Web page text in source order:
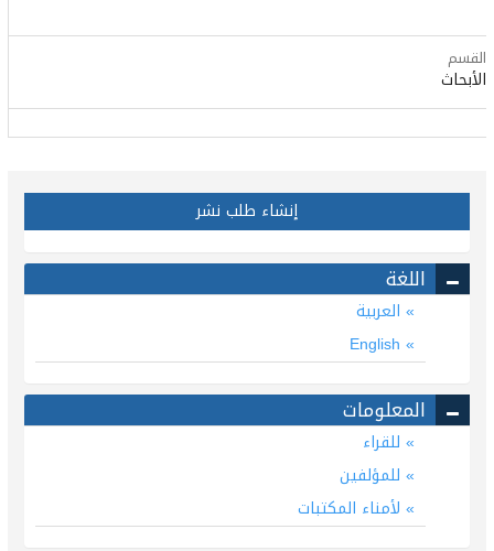
القسم
الأبحاث
إنشاء طلب نشر
اللغة
العربية
English
المعلومات
للقراء
للمؤلفين
لأمناء المكتبات